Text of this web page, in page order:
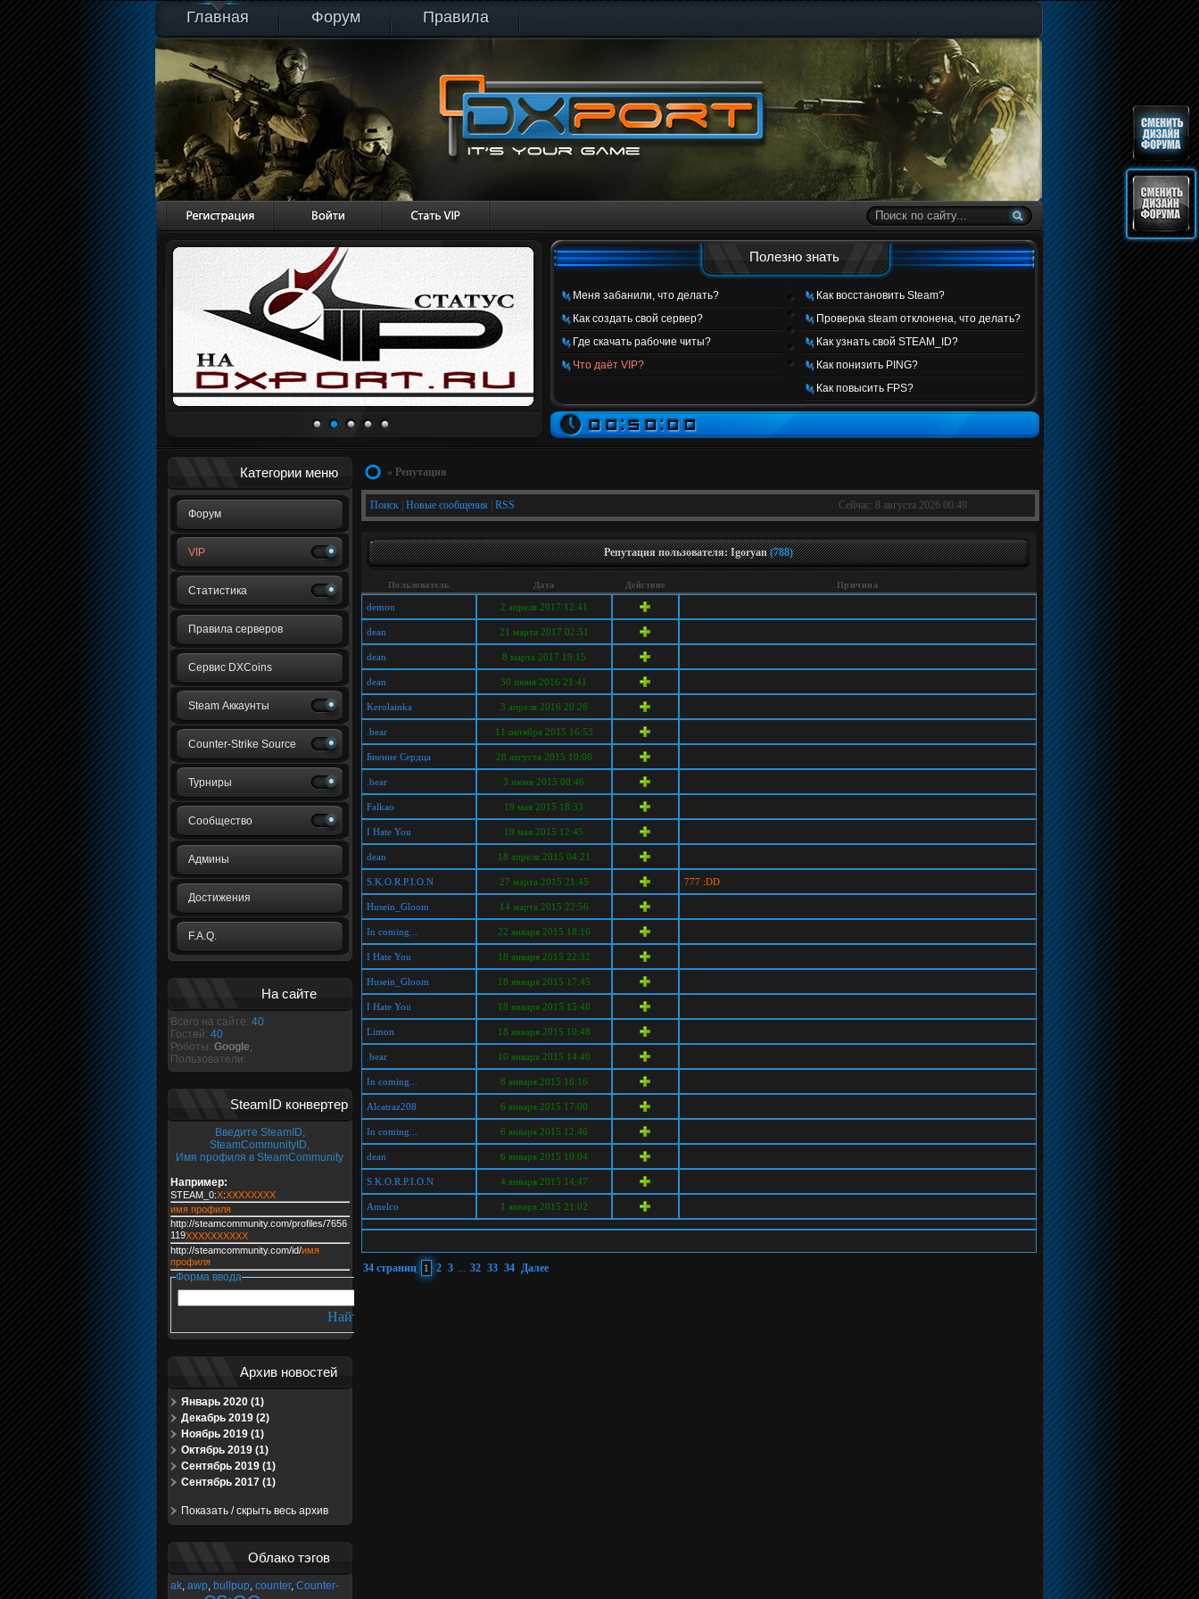
Главная Форум Правила
Полезно знать
Меня забанили, что делать?
Как создать свой сервер?
Где скачать рабочие читы?
Что даёт VIP?
Как восстановить Steam?
Проверка steam отклонена, что делать?
Как узнать свой STEAM_ID?
Как понизить PING?
Как повысить FPS?
Категории меню
Форум
VIP
Статистика
Правила серверов
Сервис DXCoins
Steam Аккаунты
Counter-Strike Source
Турниры
Сообщество
Админы
Достижения
F.A.Q.
На сайте
Всего на сайте: 40
Гостей: 40
Роботы: Google,
Пользователи:
SteamID конвертер
Введите SteamID,
SteamCommunityID,
Имя профиля в SteamCommunity
Например:
STEAM_0:X:XXXXXXXX
имя профиля
http://steamcommunity.com/profiles/7656
119XXXXXXXXXX
http://steamcommunity.com/id/имя
профиля
Форма ввода
Архив новостей
Январь 2020 (1)
Декабрь 2019 (2)
Ноябрь 2019 (1)
Октябрь 2019 (1)
Сентябрь 2019 (1)
Сентябрь 2017 (1)
Показать / скрыть весь архив
Облако тэгов
ak, awp, bullpup, counter, Counter-
» Репутация
Сейчас: 8 августа 2026 00:49
Поиск| Новые сообщения RSS
Репутация пользователя: Igoryan(788)
Пользователь Дата Действие Причина
demon 2 апреля 2017 12:41
dean 21 марта 2017 02:51
dean 8 марта 2017 19:15
dean 30 июня 2016 21:41
Kerolainka 3 апреля 2016 20:26
.bear 11 октября 2015 16:53
Биение Сердца 28 августа 2015 10:08
.bear 3 июня 2015 08:46
Falkao 19 мая 2015 18:33
I Hate You 19 мая 2015 12:45
dean 18 апреля 2015 04:21
S.K.O.R.P.I.O.N 27 марта 2015 21:45 777 :DD
Husein_Gloom 14 марта 2015 22:56
In coming... 22 января 2015 18:16
I Hate You 18 января 2015 22:32
Husein_Gloom 18 января 2015 17:45
I Hate You 18 января 2015 15:48
Limon 18 января 2015 10:48
.bear 10 января 2015 14:40
In coming... 8 января 2015 16:16
Alcatraz208 6 января 2015 17:00
In coming... 6 января 2015 12:46
dean 6 января 2015 10:04
S.K.O.R.P.I.O.N 4 января 2015 14:47
Amelco 1 января 2015 21:02
34 страниц 1 2 3 32 33 34 Далее